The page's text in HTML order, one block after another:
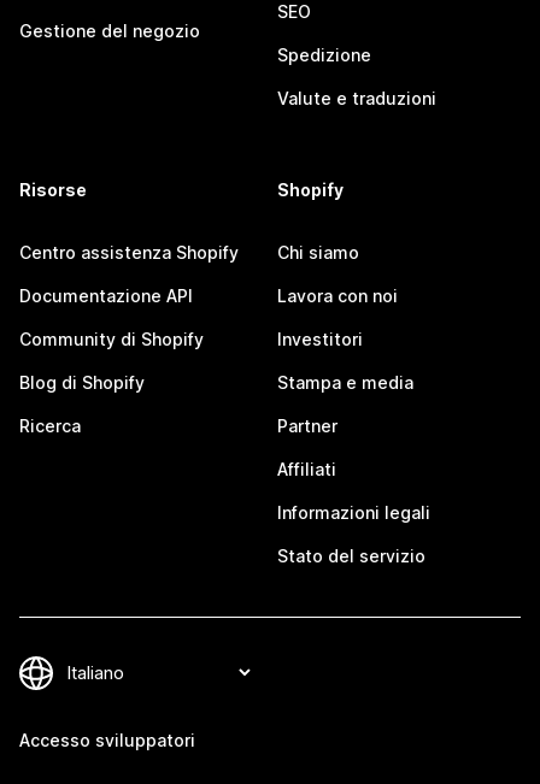
Gestione del negozio
SEO
Spedizione
Valute e traduzioni
Risorse
Centro assistenza Shopify
Documentazione API
Community di Shopify
Blog di Shopify
Ricerca
Shopify
Chi siamo
Lavora con noi
Investitori
Stampa e media
Partner
Affiliati
Informazioni legali
Stato del servizio
Accesso sviluppatori